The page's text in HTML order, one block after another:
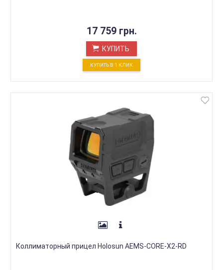
17 759 грн.
КУПИТЬ
КУПИТЬ В 1 КЛИК
Коллиматорный прицел Holosun AEMS-CORE-X2-RD